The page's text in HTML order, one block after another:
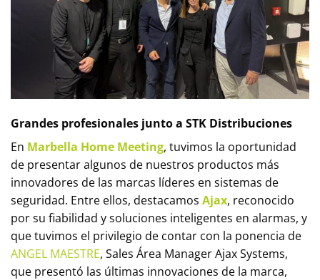
Grandes profesionales junto a STK Distribuciones
En Marbella Home Meeting, tuvimos la oportunidad
de presentar algunos de nuestros productos más
innovadores de las marcas líderes en sistemas de
seguridad. Entre ellos, destacamos Ajax, reconocido
por su fiabilidad y soluciones inteligentes en alarmas, y
que tuvimos el privilegio de contar con la ponencia de
ANGEL MAESTRE, Sales Área Manager Ajax Systems,
que presentó las últimas innovaciones de la marca,